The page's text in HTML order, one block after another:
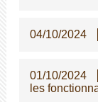
04/10/2024
01/10/2024
les